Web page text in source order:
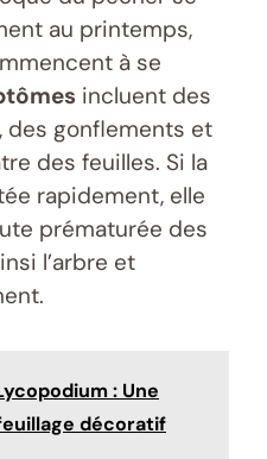
au printemps,
à se
incluent des
des gonflements et
des feuilles. Si la
rapidement, elle
prématurée des
l’arbre et
: Une
décoratif